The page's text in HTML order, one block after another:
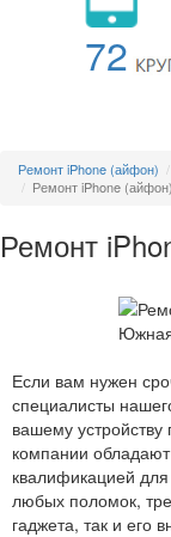
72
Ремонт iPhone (айфон)
Ремонт iPhone
Ремонт
Если вам нужен
специалисты
вашему
компании
квалификацией
любых поломок,
гаджета, так и его